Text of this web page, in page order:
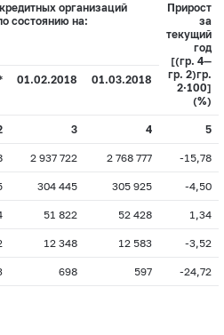
организаций
состоянию на:
Прирост
за
текущий
год
[(гр. 4—
гр. 2)÷гр.
2·100]
(%)
01.02.2018 01.03.2018
3 4 5
2 937 722 2 768 777 -15,78
304 445 305 925 -4,50
51 822 52 428 1,34
12 348 12 583 -3,52
698 597 -24,72